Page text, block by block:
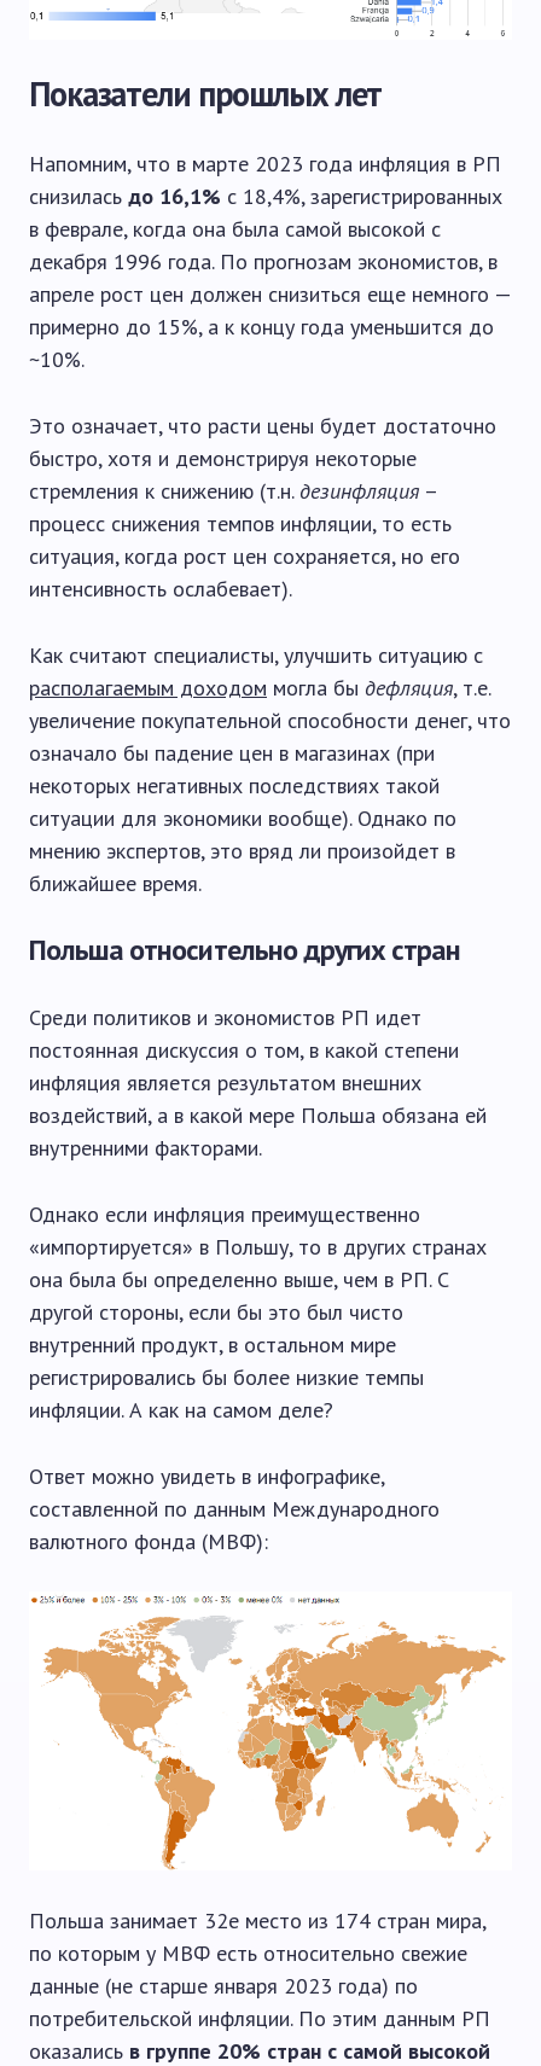
Показатели прошлых лет
Напомним, что в марте 2023 года инфляция в РП
снизилась до 16,1% с 18,4%, зарегистрированных
в феврале, когда она была самой высокой с
декабря 1996 года. По прогнозам экономистов, в
апреле рост цен должен снизиться еще немного —
примерно до 15%, а к концу года уменьшится до
~10%.
Это означает, что расти цены будет достаточно
быстро, хотя и демонстрируя некоторые
стремления к снижению (т.н. дезинфляция –
процесс снижения темпов инфляции, то есть
ситуация, когда рост цен сохраняется, но его
интенсивность ослабевает).
Как считают специалисты, улучшить ситуацию с
располагаемым доходом могла бы дефляция, т.е.
увеличение покупательной способности денег, что
означало бы падение цен в магазинах (при
некоторых негативных последствиях такой
ситуации для экономики вообще). Однако по
мнению экспертов, это вряд ли произойдет в
ближайшее время.
Польша относительно других стран
Среди политиков и экономистов РП идет
постоянная дискуссия о том, в какой степени
инфляция является результатом внешних
воздействий, а в какой мере Польша обязана ей
внутренними факторами.
Однако если инфляция преимущественно
«импортируется» в Польшу, то в других странах
она была бы определенно выше, чем в РП. С
другой стороны, если бы это был чисто
внутренний продукт, в остальном мире
регистрировались бы более низкие темпы
инфляции. А как на самом деле?
Ответ можно увидеть в инфографике,
составленной по данным Международного
валютного фонда (МВФ):
Польша занимает 32е место из 174 стран мира,
по которым у МВФ есть относительно свежие
данные (не старше января 2023 года) по
потребительской инфляции. По этим данным РП
оказались в группе 20% стран с самой высокой